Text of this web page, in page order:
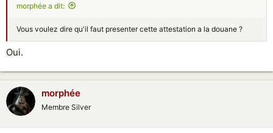
morphée a dit:
Vous voulez dire qu'il faut presenter cette attestation a la douane ?
Oui.
morphée
Membre Silver